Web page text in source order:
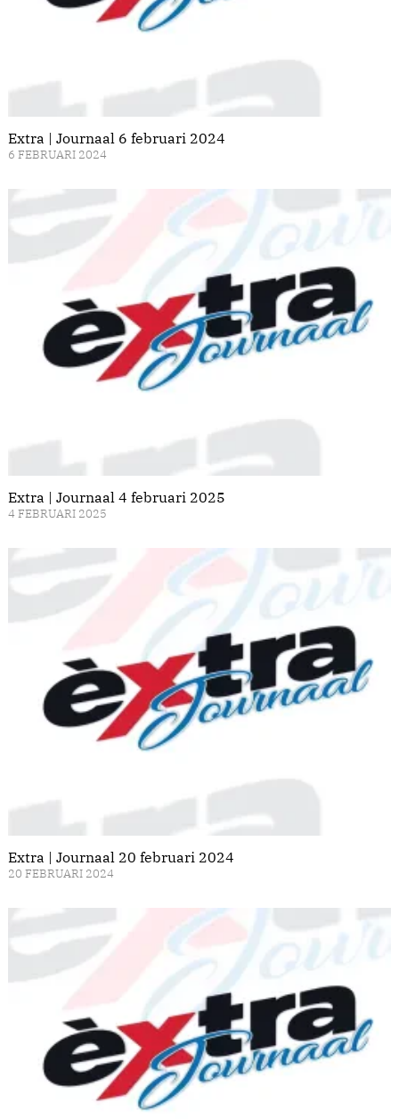
Extra | Journaal 6 februari 2024
6 FEBRUARI 2024
Extra | Journaal 4 februari 2025
4 FEBRUARI 2025
Extra | Journaal 20 februari 2024
20 FEBRUARI 2024